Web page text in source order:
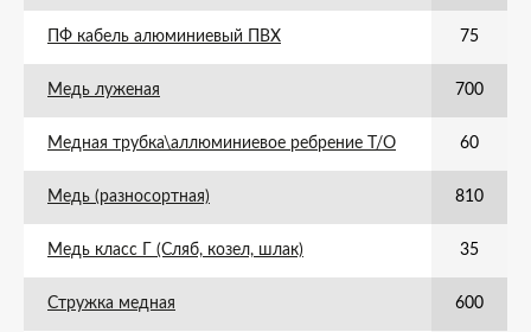
ПФ кабель алюминиевый ПВХ 75
Медь луженая 700
Медная трубка\аллюминиевое ребрение Т/О 60
Медь (разносортная) 810
Медь класс Г (Сляб, козел, шлак) 35
Стружка медная 600